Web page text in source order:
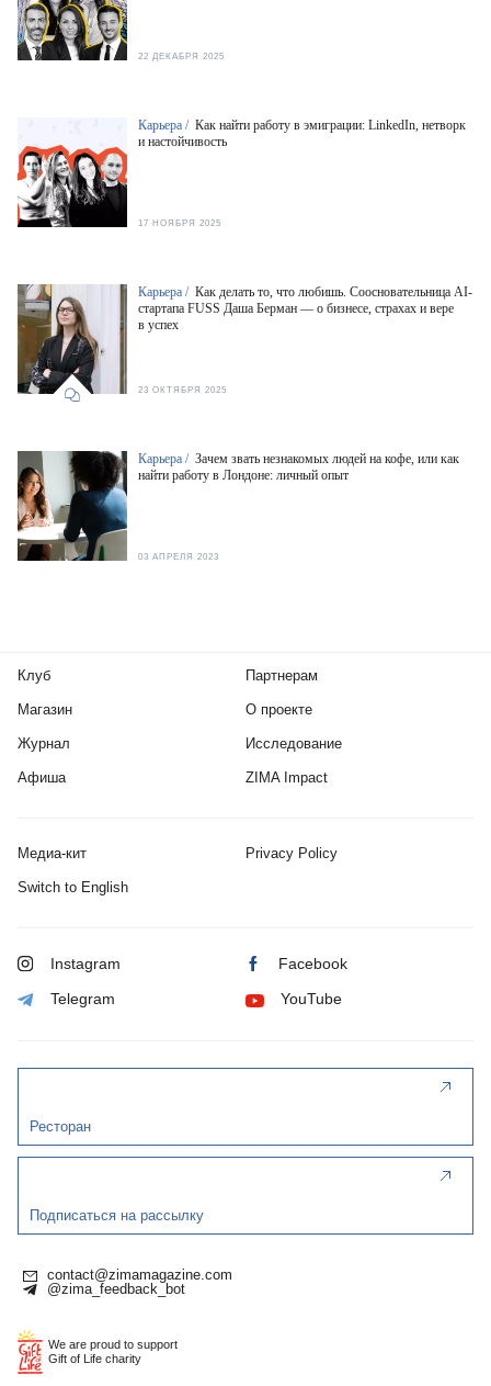
22 ДЕКАБРЯ 2025
Карьера / Как найти работу в эмиграции: LinkedIn, нетворк
и настойчивость
17 НОЯБРЯ 2025
Карьера / Как делать то, что любишь. Соосновательница AI-
стартапа FUSS Даша Берман — о бизнесе, страхах и вере
в успех
23 ОКТЯБРЯ 2025
Карьера / Зачем звать незнакомых людей на кофе, или как
найти работу в Лондоне: личный опыт
03 АПРЕЛЯ 2023
Клуб
Магазин
Журнал
Афиша
Партнерам
О проекте
Исследование
ZIMA Impact
Медиа-кит Privacy Policy
Switch to English
Instagram Facebook
Telegram YouTube
Ресторан
Подписаться на рассылку
contact@zimamagazine.com
@zima_feedback_bot
We are proud to support
Gift of Life charity